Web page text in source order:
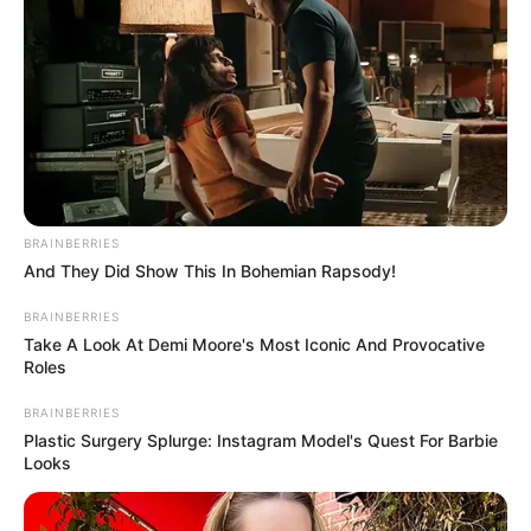
Total 63 casos
BRAINBERRIES
And They Did Show This In Bohemian Rapsody!
BRAINBERRIES
Take A Look At Demi Moore's Most Iconic And Provocative
Roles
BRAINBERRIES
Plastic Surgery Splurge: Instagram Model's Quest For Barbie
Looks